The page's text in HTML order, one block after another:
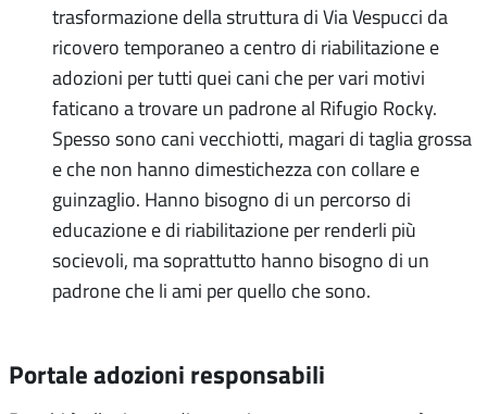
trasformazione della struttura di Via Vespucci da
ricovero temporaneo a centro di riabilitazione e
adozioni per tutti quei cani che per vari motivi
faticano a trovare un padrone al Rifugio Rocky.
Spesso sono cani vecchiotti, magari di taglia grossa
e che non hanno dimestichezza con collare e
guinzaglio. Hanno bisogno di un percorso di
educazione e di riabilitazione per renderli più
socievoli, ma soprattutto hanno bisogno di un
padrone che li ami per quello che sono.
Portale adozioni responsabili